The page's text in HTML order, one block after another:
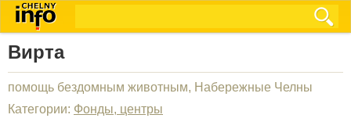
Вирта
помощь бездомным животным, Набережные Челны
Категории: Фонды, центры